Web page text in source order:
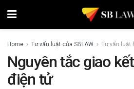
Home Tư vấn luật của SBLAW Tư vấn luật
Nguyên tắc giao
điện tử